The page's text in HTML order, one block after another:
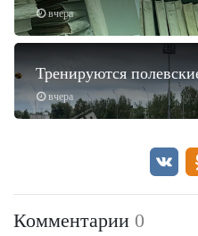
вчера
вчера
Тренируются
Комментарии 0